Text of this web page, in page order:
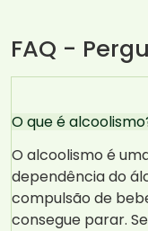
FAQ -
O que é
O alcoolismo é
dependência do
compulsão de
consegue parar.